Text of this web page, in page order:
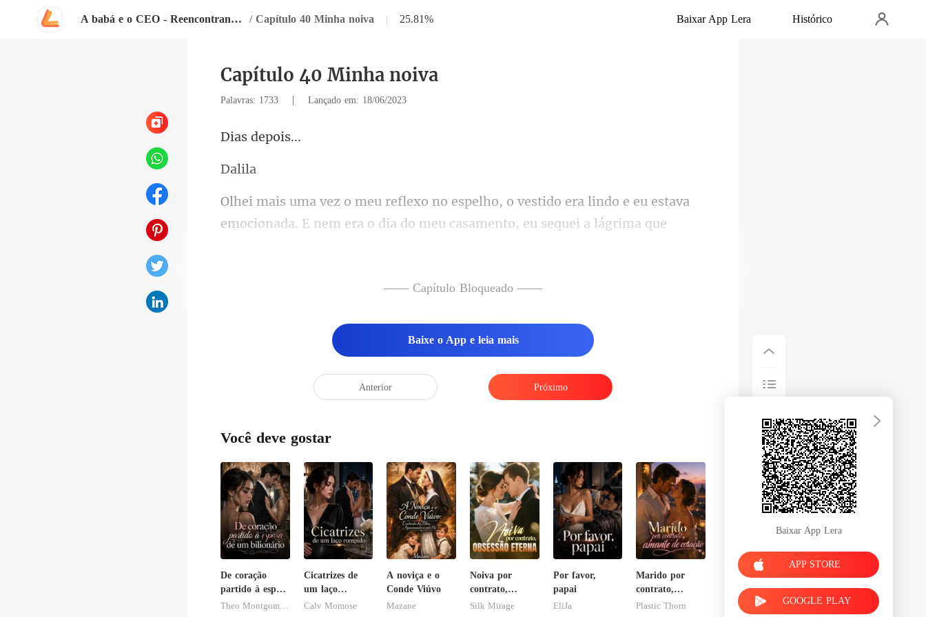
A babá e o CEO - Reencontrando o amor / Capítulo 40 Minha noiva | 25.81% Baixar App Lera Histórico
Capítulo 40 Minha noiva
Palavras: 1733 | Lançado em: 18/06/2023
dep
li
era lindo e eu estava
emocionada. E nem era o dia do me
—— Capítulo Bloqueado ——
Baixe o App e leia mais
Anterior Próximo
Você deve gostar
De coração
partido à esposa
de um
Cicatrizes de
um laço
rompido
Calv Momose
A noviça e o
Conde Viúvo
Mazane
Noiva por
contrato,
obsessão eterna
Silk Mirage
Por favor,
papai
EliJa
Marido por
contrato,
amante de
Plastic Thorn
Baixar App Lera
APP STORE
GOOGLE PLAY